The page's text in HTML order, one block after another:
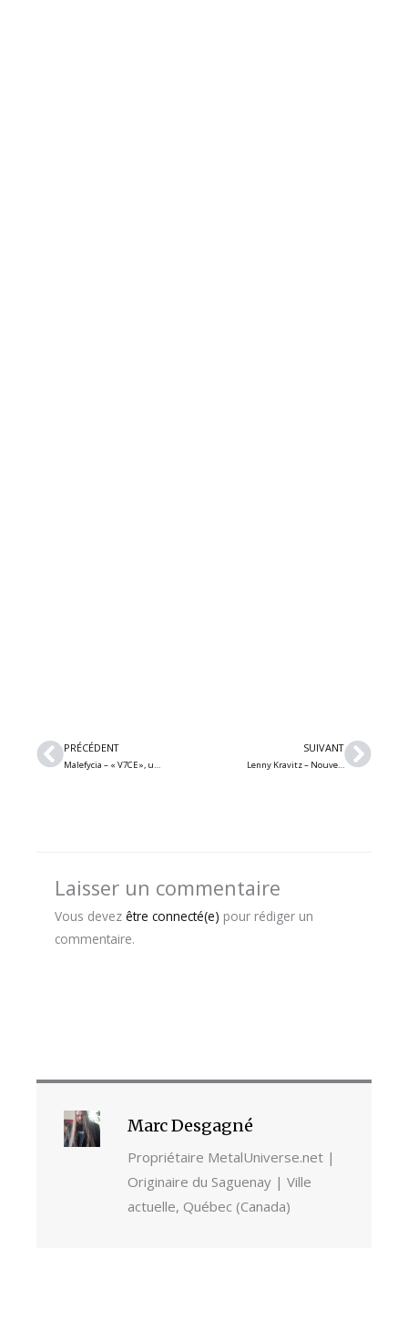
Précédent
PRÉCÉDENT SUIVANT
Laisser un commentaire
Vous devez être connecté(e) pour rédiger un
commentaire.
Marc Desgagné
Propriétaire MetalUniverse.net |
Originaire du Saguenay | Ville
actuelle, Québec (Canada)